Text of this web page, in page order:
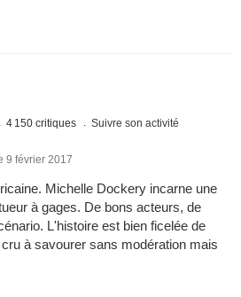
4 150 critiques Suivre son activité
9 février 2017
Michelle Dockery incarne une
à gages. De bons acteurs, de
L'histoire est bien ficelée de
à savourer sans modération mais